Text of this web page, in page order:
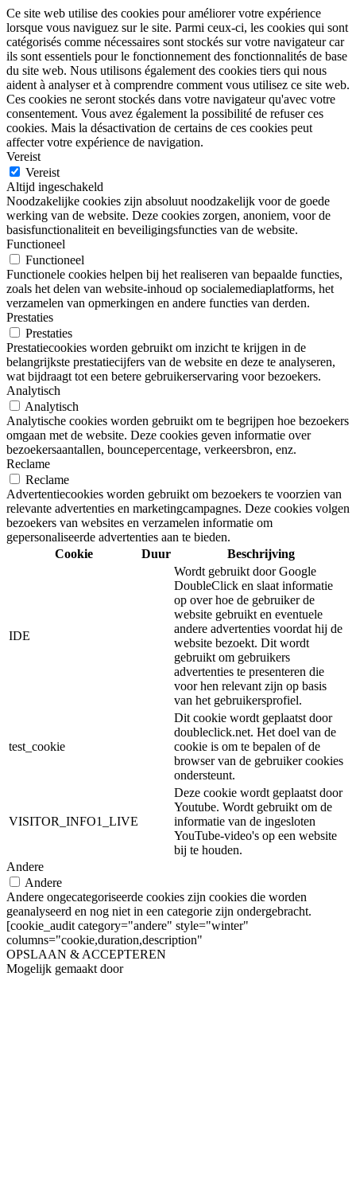
Ce site web utilise des cookies pour améliorer votre expérience
lorsque vous naviguez sur le site. Parmi ceux-ci, les cookies qui sont
catégorisés comme nécessaires sont stockés sur votre navigateur car
ils sont essentiels pour le fonctionnement des fonctionnalités de base
du site web. Nous utilisons également des cookies tiers qui nous
aident à analyser et à comprendre comment vous utilisez ce site web.
Ces cookies ne seront stockés dans votre navigateur qu'avec votre
consentement. Vous avez également la possibilité de refuser ces
cookies. Mais la désactivation de certains de ces cookies peut
affecter votre expérience de navigation.
Vereist
Vereist
Altijd ingeschakeld
Noodzakelijke cookies zijn absoluut noodzakelijk voor de goede
werking van de website. Deze cookies zorgen, anoniem, voor de
basisfunctionaliteit en beveiligingsfuncties van de website.
Functioneel
Functioneel
Functionele cookies helpen bij het realiseren van bepaalde functies,
zoals het delen van website-inhoud op socialemediaplatforms, het
verzamelen van opmerkingen en andere functies van derden.
Prestaties
Prestaties
Prestatiecookies worden gebruikt om inzicht te krijgen in de
belangrijkste prestatiecijfers van de website en deze te analyseren,
wat bijdraagt tot een betere gebruikerservaring voor bezoekers.
Analytisch
Analytisch
Analytische cookies worden gebruikt om te begrijpen hoe bezoekers
omgaan met de website. Deze cookies geven informatie over
bezoekersaantallen, bouncepercentage, verkeersbron, enz.
Reclame
Reclame
Advertentiecookies worden gebruikt om bezoekers te voorzien van
relevante advertenties en marketingcampagnes. Deze cookies volgen
bezoekers van websites en verzamelen informatie om
gepersonaliseerde advertenties aan te bieden.
Cookie
Duur Beschrijving
IDE
Wordt gebruikt door Google
DoubleClick en slaat informatie
op over hoe de gebruiker de
website gebruikt en eventuele
andere advertenties voordat hij de
website bezoekt. Dit wordt
gebruikt om gebruikers
advertenties te presenteren die
voor hen relevant zijn op basis
van het gebruikersprofiel.
test_cookie
Dit cookie wordt geplaatst door
doubleclick.net. Het doel van de
cookie is om te bepalen of de
browser van de gebruiker cookies
ondersteunt.
VISITOR_INFO1_LIVE
Deze cookie wordt geplaatst door
Youtube. Wordt gebruikt om de
informatie van de ingesloten
YouTube-video's op een website
bij te houden.
Andere
Andere
Andere ongecategoriseerde cookies zijn cookies die worden
geanalyseerd en nog niet in een categorie zijn ondergebracht.
[cookie_audit category="andere" style="winter"
columns="cookie,duration,description"
OPSLAAN & ACCEPTEREN
Mogelijk gemaakt door